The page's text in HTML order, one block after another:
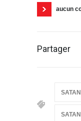
aucun
Partager
SATAN